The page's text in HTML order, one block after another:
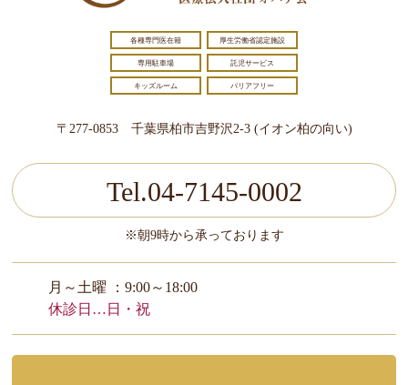
各種専門医在籍 厚生労働省認定施設
専用駐車場 託児サービス
キッズルーム バリアフリー
〒277-0853 千葉県柏市吉野沢2-3 (イオン柏の向い)
Tel.04-7145-0002
※朝9時から承っております
月～土曜 ：9:00～18:00
休診日…日・祝